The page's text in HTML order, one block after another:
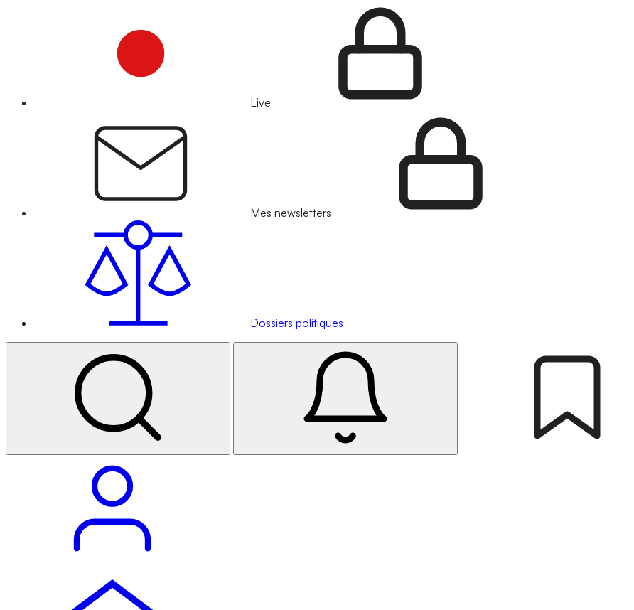
Live
Mes newsletters
Dossiers politiques